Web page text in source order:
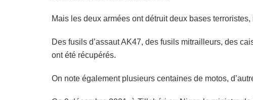
Mais les deux armées ont détruit deux bases
Des fusils d’assaut AK47, des fusils mitrailleurs, des
ont été récupérés.
On note également plusieurs centaines de motos,